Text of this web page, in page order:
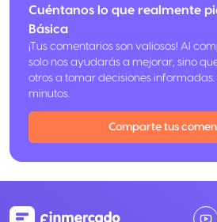
Cuéntanos lo que realmente
Básica
¡Tus comentarios son valiosos! Al
solo nos ayudarás a mejorar, sino
otros a tomar decisiones informadas.
minutos.
Comparte tus